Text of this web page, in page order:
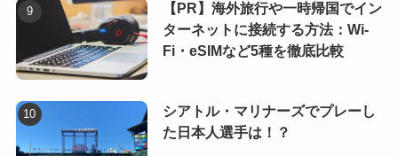
【PR】海外旅行や一時帰国でイン
ターネットに接続する方法：Wi-
Fi・eSIMなど5種を徹底比較
シアトル・マリナーズでプレーし
た日本人選手は！？